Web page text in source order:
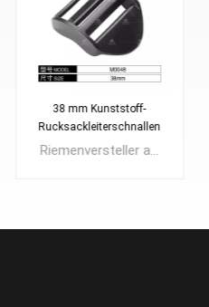
25 mm Super Lock
Kunststoff-Leiterschnallen